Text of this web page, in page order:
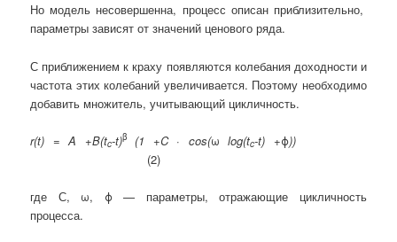
Но модель несовершенна, процесс описан приблизительно,
параметры зависят от значений ценового ряда.
С приближением к краху появляются колебания доходности и
частота этих колебаний увеличивается. Поэтому необходимо
добавить множитель, учитывающий цикличность.
r(t) = A +B(tc-t)β(1 +C · cos(ω log(tc-t) +ϕ))
(2)
где С, ω, ϕ — параметры, отражающие цикличность
процесса.